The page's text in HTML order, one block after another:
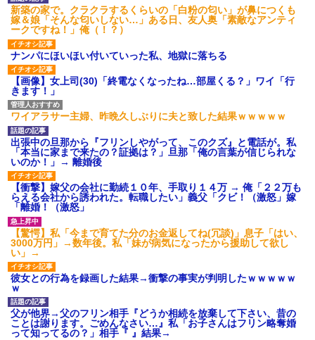
新築の家で。クラクラするくらいの「白粉の匂い」が鼻につくも
嫁＆娘「そんな匂いしない…」ある日、友人奥「素敵なアンティ
ークですね！」俺（！？）
ナンパにほいほい付いていった私、地獄に落ちる
【画像】女上司(30)「終電なくなったね…部屋くる？」ワイ「行
きます！」
ワイアラサー主婦、昨晩久しぶりに夫と致した結果ｗｗｗｗｗ
出張中の旦那から『フリンしやがって、このクズ』と電話が。私
「本当に家まで来たの？証拠は？」旦那「俺の言葉が信じられな
いのか！」→ 離婚後
【衝撃】嫁父の会社に勤続１０年、手取り１４万 → 俺「２２万も
らえる会社から誘われた。転職したい」義父「クビ！（激怒」嫁
「離婚！（激怒」
【驚愕】私「今まで育てた分のお金返してね(冗談)」息子「はい、
3000万円」→数年後。私「妹が病気になったから援助して欲し
い」→
彼女との行為を録画した結果→衝撃の事実が判明したｗｗｗｗｗ
ｗ
父が他界→父のフリン相手『どうか相続を放棄して下さい、昔の
ことは謝ります。ごめんなさい…』私「お子さんはフリン略奪婚
って知ってるの？」相手『 』結果→